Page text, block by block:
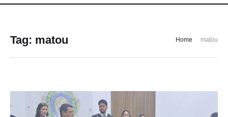
Tag: matou Home matou